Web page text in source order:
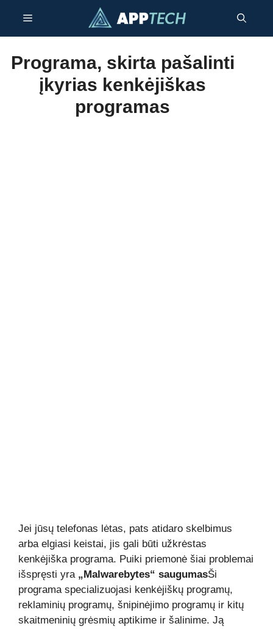
turinio
Meniu
Programa, skirta pašalinti
įkyrias kenkėjiškas
programas
Jei jūsų telefonas lėtas, pats atidaro skelbimus
arba elgiasi keistai, jis gali būti užkrėstas
kenkėjiška programa. Puiki priemonė šiai problemai
išspręsti yra „Malwarebytes“ saugumasŠi
programa specializuojasi kenkėjiškų programų,
reklaminių programų, šnipinėjimo programų ir kitų
skaitmeninių grėsmių aptikime ir šalinime. Ją